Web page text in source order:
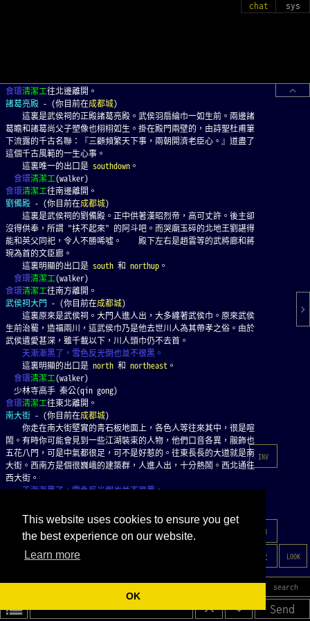
This website uses cookies to ensure you get
the best experience on our website.
Learn more
OK
chat sys
沒得供奉，所謂 "扶不起來" 的阿斗吧。而哭廟玉碎的北地王劉諶得
能和英父同祀，令人不勝唏噓。    殿下左右是趙雲等的武將廊和蔣
食環清潔工往北邊離開。
諸葛亮殿 - (你目前在成都城)
    這裏是武侯祠的正殿諸葛亮殿。武侯羽扇綸巾一如生前。兩邊諸
葛瞻和諸葛尚父子塑像也栩栩如生。掛在殿門兩壁的，由詩聖杜甫筆
下流露的千古名聯：『三顧頻繁天下事，兩朝開濟老臣心。』道盡了
這個千古風範的一生心事。
    這裏唯一的出口是
southdown 。
食環清潔工(walker)
食環清潔工往南邊離開。
劉備殿 - (你目前在成都城)
    這裏是武侯祠的劉備殿。正中供著漢昭烈帝，高可丈許。後主卻
沒得供奉，所謂 "扶不起來" 的阿斗吧。而哭廟玉碎的北地王劉諶得
能和英父同祀，令人不勝唏噓。    殿下左右是趙雲等的武將廊和蔣
琬為首的文臣廊。
    這裏明顯的出口是
south 和 northup 。
食環清潔工(walker)
食環清潔工往南方離開。
武侯祠大門 - (你目前在成都城)
    這裏原來是武侯祠。大門人進人出，大多纏著武侯巾。原來武侯
生前治蜀，造福兩川，這武侯巾乃是他去世川人為其帶孝之俗。由於
武侯遺愛甚深，雖千載以下，川人頭巾仍不去首。
    天漸漸黑了，雪色反光倒也並不很黑。
    這裏明顯的出口是
north 和 northeast 。
食環清潔工(walker)
  少林寺高手 秦公(qin gong)
食環清潔工往東北離開。
南大街 - (你目前在成都城)
    你走在南大街堅實的青石板地面上，各色人等往來其中，很是喧
鬧。有時你可能會見到一些江湖裝束的人物，他們口音各異，服飾也
五花八門，可是中氣都很足，可不是好惹的。往東長長的大道就是南
大街。西南方是個很巍峨的建築群，人進人出，十分熱鬧。西北通往
西大街。
    天漸漸黑了，雪色反光倒也並不很黑。
食環清潔工(walker)
  刀客(dao ke)
  二位劍客(jian ke)
  慕容世家高手 茅相(mao xiang)
INV
RB
LOOK
search
Send